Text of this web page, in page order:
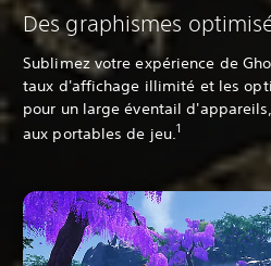
Des graphismes
Sublimez votre expérience de
taux d'affichage illimité et les
pour un large éventail
aux portables de jeu.1